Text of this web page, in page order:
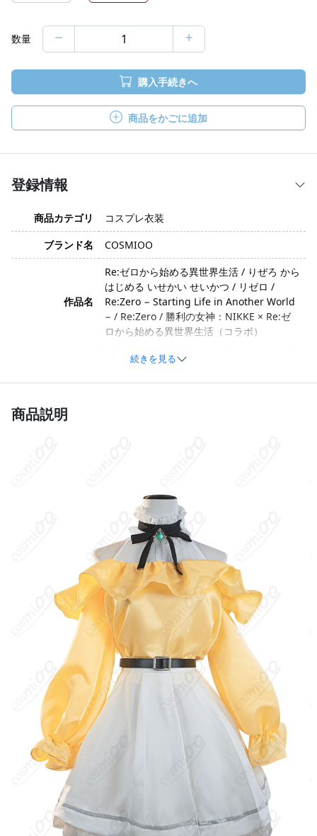
数量
購入手続きへ
商品をかごに追加
登録情報
商品カテゴリ
コスプレ衣装
ブランド名
COSMIOO
作品名
Re:ゼロから始める異世界生活 / りぜろ から
はじめる いせかい せいかつ / リゼロ /
Re:Zero − Starting Life in Another World
− / Re:Zero / 勝利の女神：NIKKE × Re:ゼ
ロから始める異世界生活（コラボ）
エミリア / えみりあ / Emilia / エミリアたん
イメージ
トップス、スカート、リボン、ベルト（セ
ット内容は生産ロットや工芸技術の更新に
より変動する場合があります）。
サイズ
S、M、L、XL、XXL、XXXL
発送予定
加工に7～15営業日、配送に5～7営業日（※
土日祝除く）、合計で12～22営業日程度で
お届け
支払い方法
クレジットカード（VISA、Master、JCB、
Discover、AMERICAN EXPRESS）、
PayPal、銀行振込
着用シーン
コスプレイベント、写真撮影、舞台、公
演、ハロウィン、アニメコン、パーティー
収納方法
ハンガーに吊るす、収納ケースに入れる、
商品状態
洗濯方法
手洗い推奨、漂白不可
ルグニカ王国の王選候補者の一人で、銀髪と紫紺の瞳を持つハー
続きを見る
商品説明